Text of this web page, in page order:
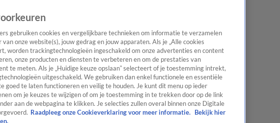
gebruiken cookies en vergelijkbare technieken om informatie te verzamelen
onze website(s), jouw gedrag en jouw apparaten. Als je „Alle cookies
worden trackingtechnologieën ingeschakeld om onze advertenties en content
onze producten en diensten te verbeteren en om de prestaties van
te meten. Als je „Huidige keuze opslaan” selecteert of je toestemming intrekt,
uitgeschakeld. We gebruiken dan enkel functionele en essentiële
goed te laten functioneren en veilig te houden. Je kunt dit menu op ieder
om je keuzes te wijzigen of om je toestemming in te trekken door op de link
aan de webpagina te klikken. Je selecties zullen overal binnen onze Digitale
Raadpleeg onze Cookieverklaring voor meer informatie.
Bekijk hier